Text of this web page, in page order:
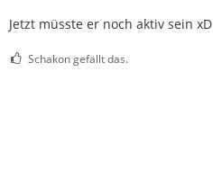
Jetzt müsste er noch aktiv sein xD
Schakon gefällt das.